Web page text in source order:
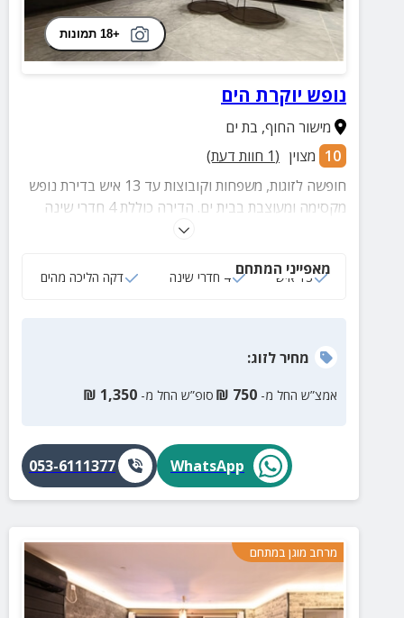
+18 תמונות
נופש יוקרת הים
מישור החוף, בת ים
10 מצוין (
1 חוות דעת)
חופשה לזוגות, משפחות וקובוצות עד 13 איש בדירת נופש
מקסימה ומעוצבת בבית ים. הדירה כוללת 4 חדרי שינה
גדולים ומרווחים, 2 חדרי רחצה, סלון ענק ומטבח מאובזר.
מסעדות, בתי קפה וברים מעולים.
מאפייני המתחם
13 איש 4 חדרי שינה דקה הליכה מהים
מחירלזוג:
אמצ”ש החל מ- 750
₪ סופ”ש החל מ- 1,350
₪
WhatsApp
053-6111377
מרחב מוגן במתחם